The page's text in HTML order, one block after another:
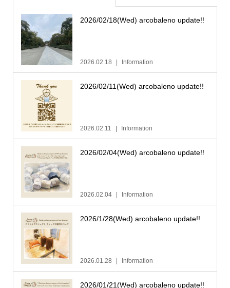
2026/02/18(Wed) arcobaleno update!!
2026.02.18 Information
2026/02/11(Wed) arcobaleno update!!
2026.02.11 Information
2026/02/04(Wed) arcobaleno update!!
2026.02.04 Information
2026/1/28(Wed) arcobaleno update!!
2026.01.28 Information
2026/01/21(Wed) arcobaleno update!!